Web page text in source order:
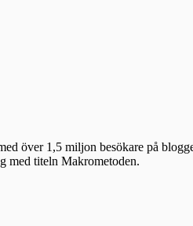
över 1,5 miljon besökare på
med titeln Makrometoden.